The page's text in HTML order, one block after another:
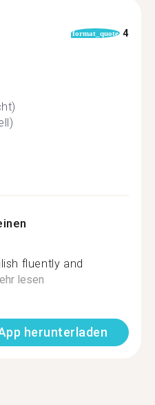
format_quote 4
fluently and
lesen
herunterladen